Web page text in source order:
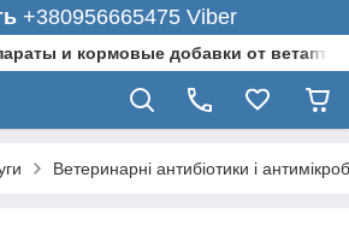
+380956665475 Viber
и кормовые добавки от
Ветеринарні антибіотики і